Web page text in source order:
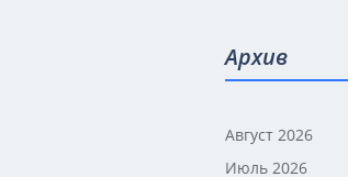
Архив
Август 2026
Июль 2026